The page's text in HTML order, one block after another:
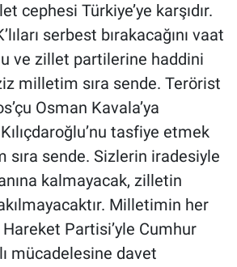
cephesi Türkiye’ye karşıdır.
serbest bırakacağını vaat
ve zillet partilerine haddini
milletim sıra sende. Terörist
Osman Kavala’ya
tasfiye etmek
sıra sende. Sizlerin iradesiyle
kalmayacak, zilletin
Milletimin her
Partisi’yle Cumhur
mücadelesine davet